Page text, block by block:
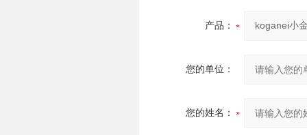
产品：
您的单位：
您的姓名：